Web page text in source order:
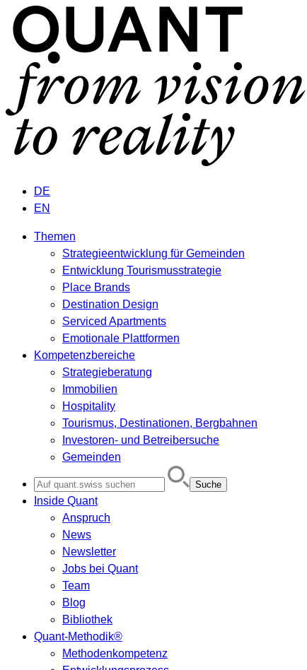
DE
EN
Themen
Strategieentwicklung für Gemeinden
Entwicklung Tourismusstrategie
Place Brands
Destination Design
Serviced Apartments
Emotionale Plattformen
Kompetenzbereiche
Strategieberatung
Immobilien
Hospitality
Tourismus, Destinationen, Bergbahnen
Investoren- und Betreibersuche
Gemeinden
for:
Inside Quant
Anspruch
News
Newsletter
Jobs bei Quant
Team
Blog
Bibliothek
Quant-Methodik®
Methodenkompetenz